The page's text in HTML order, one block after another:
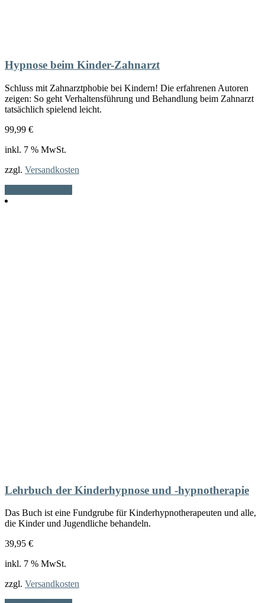
Hypnose beim Kinder-Zahnarzt
Schluss mit Zahnarztphobie bei Kindern! Die erfahrenen Autoren
zeigen: So geht Verhaltensführung und Behandlung beim Zahnarzt
tatsächlich spielend leicht.
99,99 €
inkl. 7 % MwSt.
zzgl. Versandkosten
Lehrbuch der Kinderhypnose und -hypnotherapie
Das Buch ist eine Fundgrube für Kinderhypnotherapeuten und alle,
die Kinder und Jugendliche behandeln.
39,95 €
inkl. 7 % MwSt.
zzgl. Versandkosten